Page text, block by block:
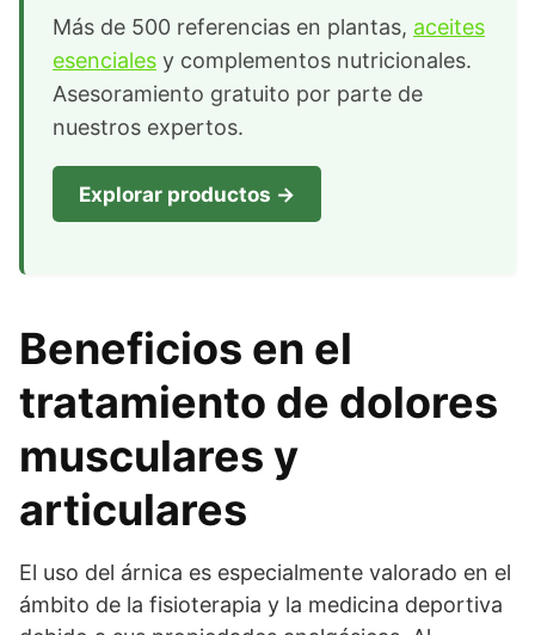
Más de 500 referencias en plantas, aceites
esenciales y complementos nutricionales.
Asesoramiento gratuito por parte de
nuestros expertos.
Explorar productos →
Beneficios en el
tratamiento de dolores
musculares y
articulares
El uso del árnica es especialmente valorado en el
ámbito de la fisioterapia y la medicina deportiva